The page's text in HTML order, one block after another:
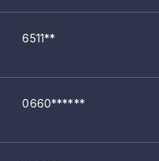
6511**
0660******